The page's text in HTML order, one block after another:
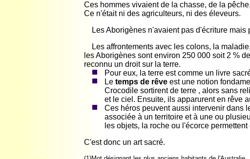
Ces hommes vivaient de la chasse, de la
Ce n'était ni des agriculteurs, ni des éleveurs.
Les Aborigènes n'avaient pas d'écriture mais
Les affrontements avec les colons, la
les Aborigènes sont environ 250 000 soit 2 %
reconnu un droit sur la terre.
Pour eux, la terre est comme un livre
Le temps de rêve est une notion
Crocodile sortirent de terre , alors sans
et le ciel. Ensuite, ils apparurent en rêve
Ces héros peuvent aussi intervenir dans
associée à un territoire et à une ou
les objets, la roche ou l'écorce
C'est donc un art sacré.